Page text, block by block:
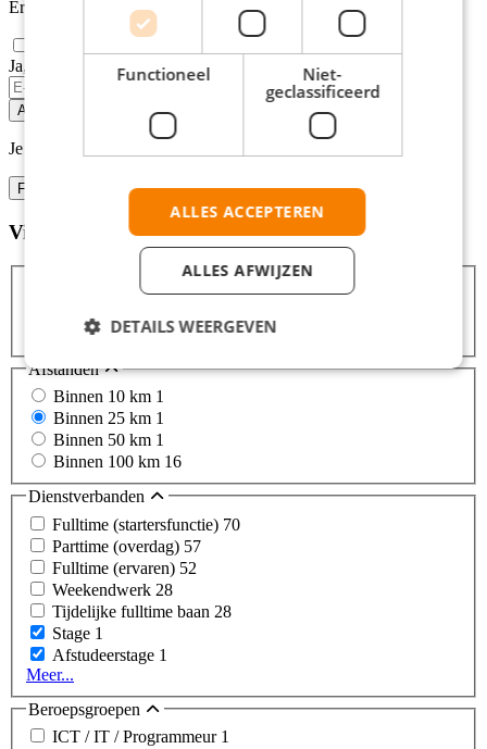
Er zijn stages in de buurt van Sneek gevonden.
Ja, email mij de nieuwste vacatures van deze zoekopdracht!
Alert opslaan
Je kunt vacature-alerts op elk moment uitzetten.
Filters
Vind hier de baan die bij jou past Filters
Zoeken
Afstanden
Binnen 10 km 1
Binnen 25 km 1
Binnen 50 km 1
Binnen 100 km 16
Dienstverbanden
Fulltime (startersfunctie) 70
Parttime (overdag) 57
Fulltime (ervaren) 52
Weekendwerk 28
Tijdelijke fulltime baan 28
Stage 1
Afstudeerstage 1
Meer...
Beroepsgroepen
ICT / IT / Programmeur 1
Functioneel
Niet-
geclassificeerd
ALLES ACCEPTEREN
ALLES AFWIJZEN
DETAILS WEERGEVEN